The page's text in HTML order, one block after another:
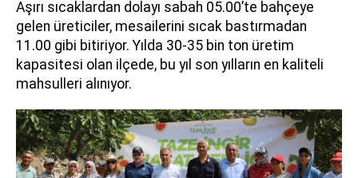
Aşırı sıcaklardan dolayı sabah 05.00’te bahçeye
gelen üreticiler, mesailerini sıcak bastırmadan
11.00 gibi bitiriyor. Yılda 30-35 bin ton üretim
kapasitesi olan ilçede, bu yıl son yılların en kaliteli
mahsulleri alınıyor.